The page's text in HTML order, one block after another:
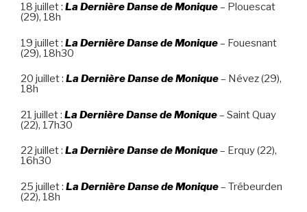
18 juillet : La Dernière Danse de Monique– Plouescat
(29), 18h
19 juillet : La Dernière Danse de Monique– Fouesnant
(29), 18h30
20 juillet : La Dernière Danse de Monique– Névez (29),
18h
21 juillet : La Dernière Danse de Monique– Saint Quay
(22), 17h30
22 juillet : La Dernière Danse de Monique– Erquy (22),
16h30
25 juillet : La Dernière Danse de Monique– Trébeurden
(22), 18h